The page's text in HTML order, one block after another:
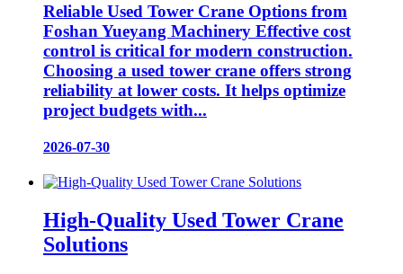
Reliable Used Tower Crane Options from
Foshan Yueyang Machinery Effective cost
control is critical for modern construction.
Choosing a used tower crane offers strong
reliability at lower costs. It helps optimize
project budgets with...
2026-07-30
High-Quality Used Tower Crane
Solutions